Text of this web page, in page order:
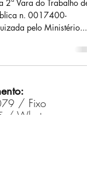
Vara do Trabalho de
n. 0017400-
pelo Ministério...
/ Fixo
/ Whatsapp